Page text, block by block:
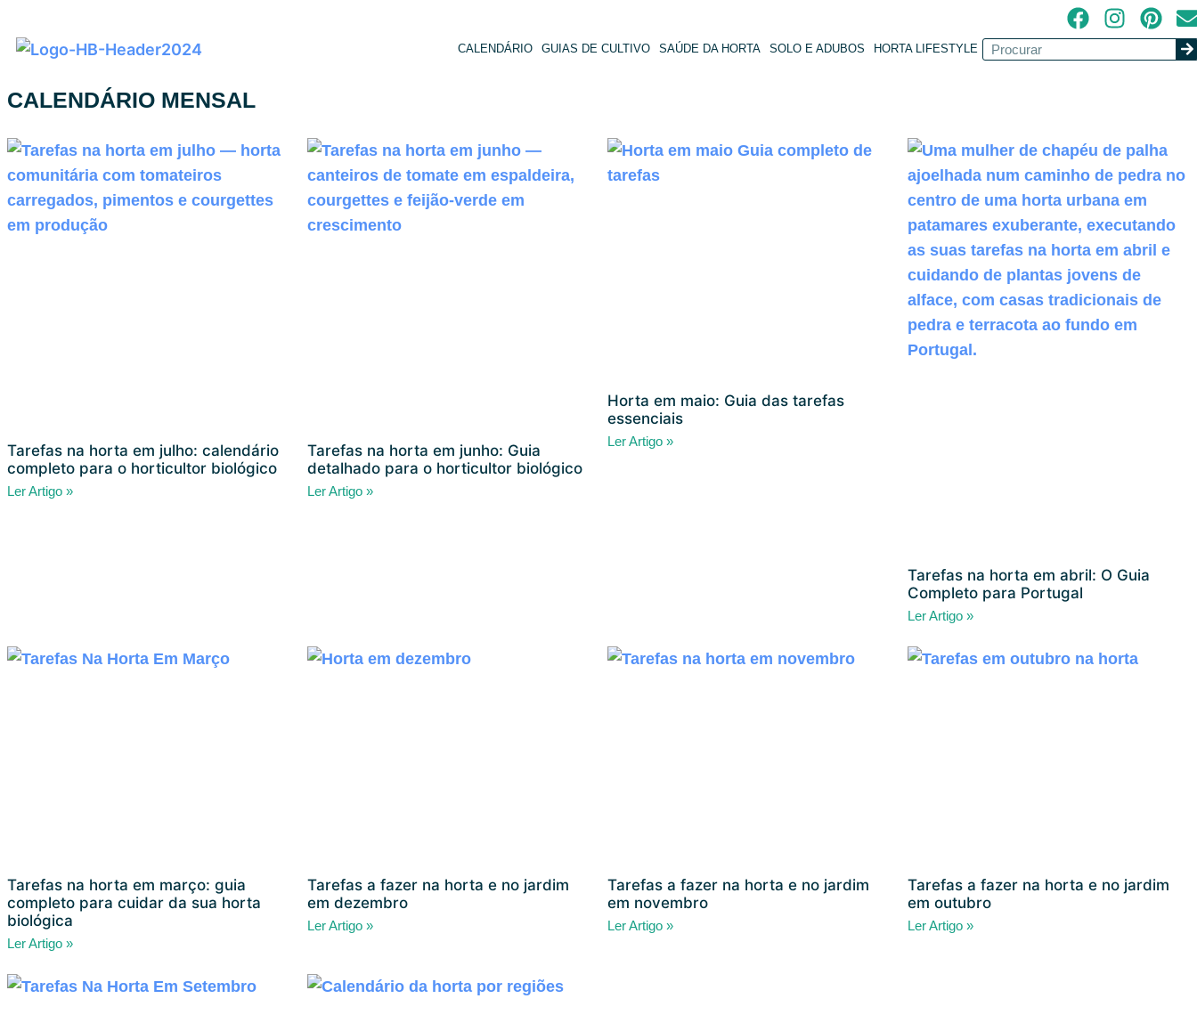
CALENDÁRIO GUIAS DE CULTIVO SAÚDE DA HORTA SOLO E ADUBOS HORTA LIFESTYLE
CALENDÁRIO MENSAL
Tarefas na horta em julho: calendário
completo para o horticultor biológico
Ler Artigo »
Tarefas na horta em junho: Guia
detalhado para o horticultor biológico
Ler Artigo »
Horta em maio: Guia das tarefas
essenciais
Ler Artigo »
Tarefas na horta em abril: O Guia
Completo para Portugal
Ler Artigo »
Tarefas na horta em março: guia
completo para cuidar da sua horta
biológica
Ler Artigo »
Tarefas a fazer na horta e no jardim
em dezembro
Ler Artigo »
Tarefas a fazer na horta e no jardim
em novembro
Ler Artigo »
Tarefas a fazer na horta e no jardim
em outubro
Ler Artigo »